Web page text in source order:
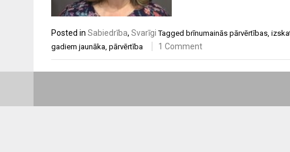
Posted in Sabiedrība, Svarīgi Tagged brīnumainās pārvērtības,
gadiem jaunāka, pārvērtība 1 Comment